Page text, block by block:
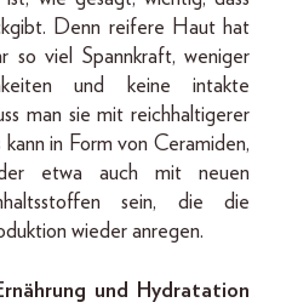
Denn reifere Haut hat
so viel Spannkraft, weniger
und keine intakte
man sie mit reichhaltigerer
in Form von Ceramiden,
etwa auch mit neuen
sein, die die
wieder anregen.
und Hydratation